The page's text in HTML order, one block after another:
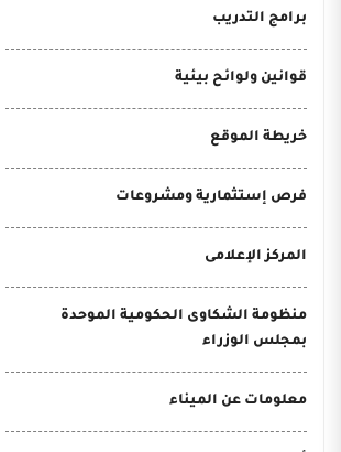
برامج التدريب
قوانين ولوائح بيئية
خريطة الموقع
فرص إستثمارية ومشروعات
المركز الإعلامى
منظومة الشكاوى الحكومية الموحدة
بمجلس الوزراء
معلومات عن الميناء